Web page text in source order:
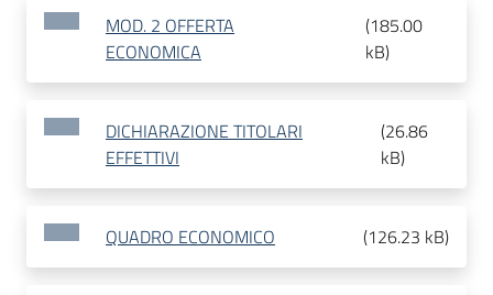
MOD. 2 OFFERTA
ECONOMICA
(185.00
kB)
DICHIARAZIONE TITOLARI
EFFETTIVI
(26.86
kB)
QUADRO ECONOMICO (126.23 kB)